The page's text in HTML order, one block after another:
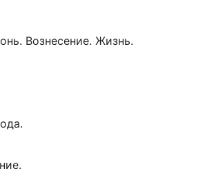
Вознесение. Жизнь.